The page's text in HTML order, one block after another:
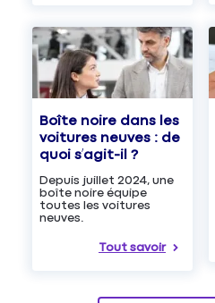
Boîte noire dans les
voitures neuves : de
quoi s’agit-il ?
Depuis juillet 2024, une
boîte noire équipe
toutes les voitures
neuves.
Tout savoir